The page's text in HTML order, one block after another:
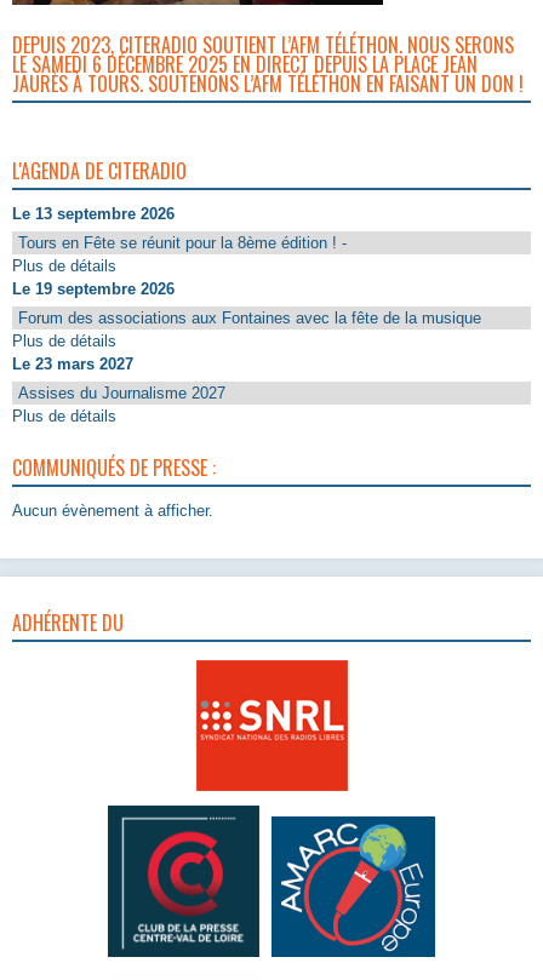
DEPUIS 2023, CITERADIO SOUTIENT L’AFM TÉLÉTHON. NOUS SERONS
LE SAMEDI 6 DÉCEMBRE 2025 EN DIRECT DEPUIS LA PLACE JEAN
JAURÈS À TOURS. SOUTENONS L’AFM TÉLÉTHON EN FAISANT UN DON !
L'AGENDA DE CITERADIO
Le 13 septembre 2026
Tours en Fête se réunit pour la 8ème édition ! -
Plus de détails
Le 19 septembre 2026
Forum des associations aux Fontaines avec la fête de la musique
Plus de détails
Le 23 mars 2027
Assises du Journalisme 2027
Plus de détails
COMMUNIQUÉS DE PRESSE :
Aucun évènement à afficher.
ADHÉRENTE DU